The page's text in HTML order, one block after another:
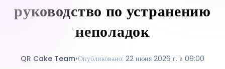
руководство по устранению
неполадок
QR Cake Team•Опубликовано: 22 июня 2026 г. в 09:00